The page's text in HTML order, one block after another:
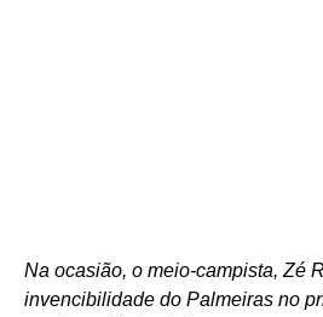
Na ocasião, o meio-campista, Zé
invencibilidade do Palmeiras no